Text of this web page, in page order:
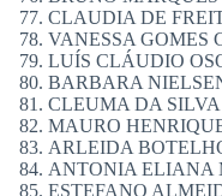
CLAUDIA DE
VANESSA GOMES
LUÍS CLÁUDIO
BARBARA
CLEUMA DA
MAURO
ARLEIDA
ANTONIA ELIANA
ESTEFANO